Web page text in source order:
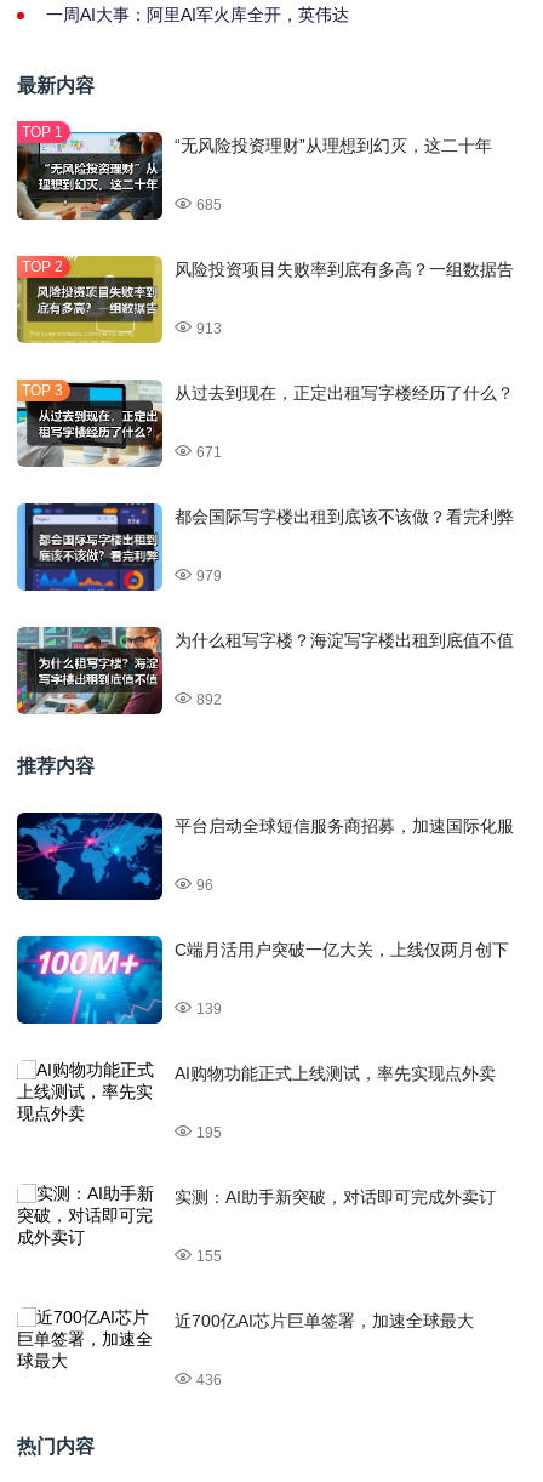
一周AI大事：阿里AI军火库全开，英伟达
最新内容
“无风险投资理财”从理想到幻灭，这二十年
685
风险投资项目失败率到底有多高？一组数据告
913
从过去到现在，正定出租写字楼经历了什么？
671
都会国际写字楼出租到底该不该做？看完利弊
979
为什么租写字楼？海淀写字楼出租到底值不值
892
推荐内容
平台启动全球短信服务商招募，加速国际化服
96
C端月活用户突破一亿大关，上线仅两月创下
139
AI购物功能正式上线测试，率先实现点外卖
195
实测：AI助手新突破，对话即可完成外卖订
155
近700亿AI芯片巨单签署，加速全球最大
436
热门内容